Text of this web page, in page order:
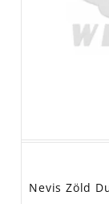
Nevis Zöld